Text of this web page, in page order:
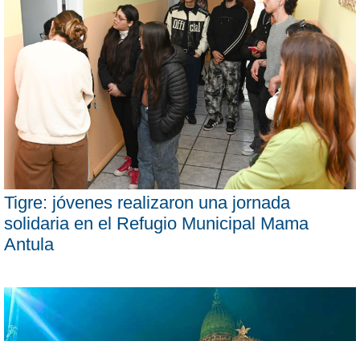
Tigre: jóvenes realizaron una jornada
solidaria en el Refugio Municipal Mama
Antula